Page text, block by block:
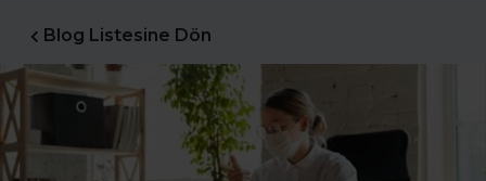
Blog Listesine Dön